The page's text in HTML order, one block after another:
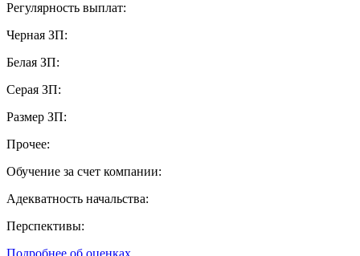
Регулярность выплат:
Черная ЗП:
Белая ЗП:
Серая ЗП:
Размер ЗП:
Прочее:
Обучение за счет компании:
Адекватность начальства:
Перспективы: